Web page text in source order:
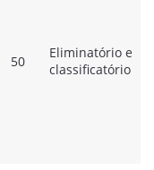
50
Eliminatório e
classificatório